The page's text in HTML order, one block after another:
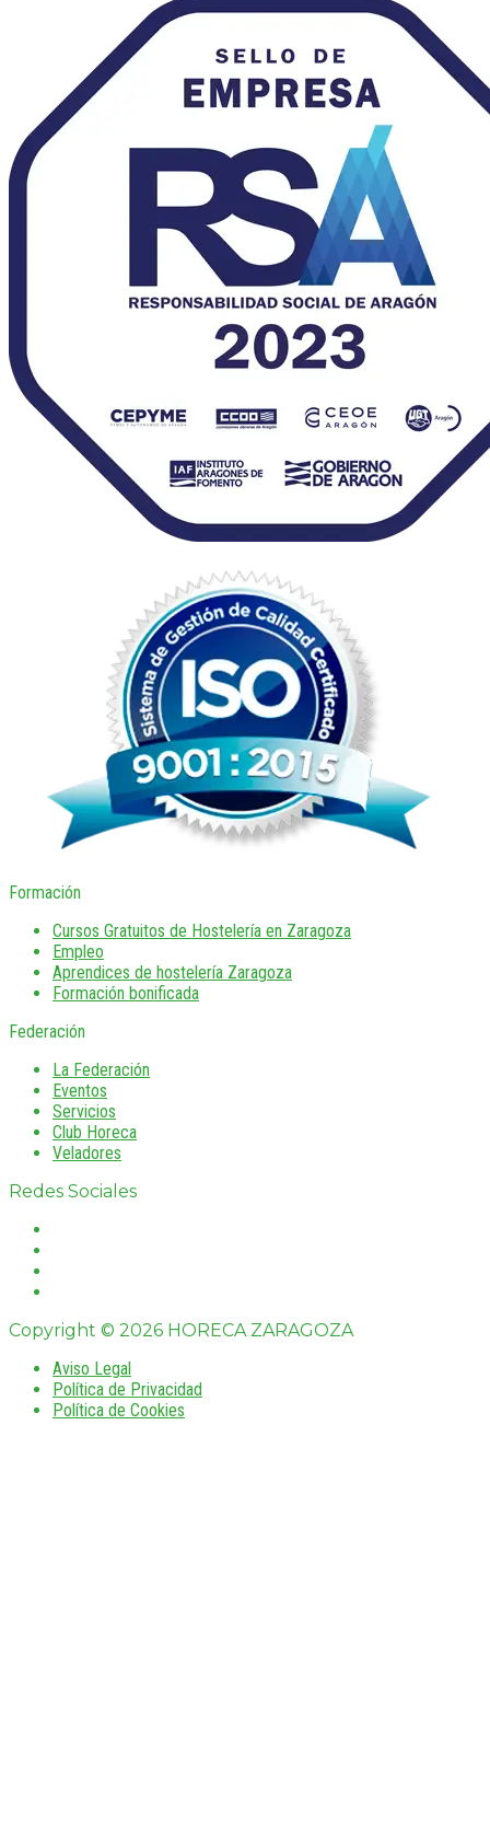
Formación
Cursos Gratuitos de Hostelería en Zaragoza
Empleo
Aprendices de hostelería Zaragoza
Formación bonificada
Federación
La Federación
Eventos
Servicios
Club Horeca
Veladores
Redes Sociales
Copyright © 2026 HORECA ZARAGOZA
Aviso Legal
Política de Privacidad
Política de Cookies